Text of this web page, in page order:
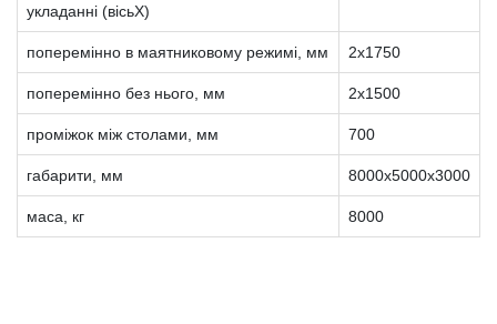
укладанні (вісьX)
поперемінно в маятниковому режимі, мм 2х1750
поперемінно без нього, мм 2х1500
проміжок між столами, мм 700
габарити, мм 8000х5000х3000
маса, кг 8000